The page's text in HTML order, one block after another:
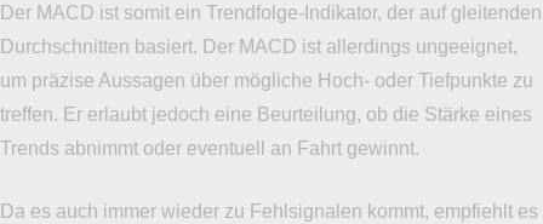
Der MACD ist somit ein Trendfolge-Indikator, der auf gleitenden
Durchschnitten basiert. Der MACD ist allerdings ungeeignet,
um präzise Aussagen über mögliche Hoch- oder Tiefpunkte zu
treffen. Er erlaubt jedoch eine Beurteilung, ob die Stärke eines
Trends abnimmt oder eventuell an Fahrt gewinnt.
Da es auch immer wieder zu Fehlsignalen kommt, empfiehlt es